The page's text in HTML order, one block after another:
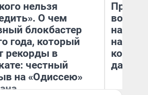
нельзя
О чем
блокбастер
года, который
рекорды в
честный
на «Одиссею»
нам
даже